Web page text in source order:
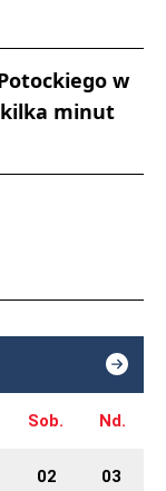
w
kilka minut
Sob. Nd.
02 03